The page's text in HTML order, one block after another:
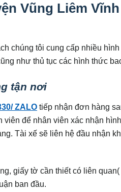
Vũng Liêm
chúng tôi cung cấp nhiều
như thủ tục các hình thức
tận nơi
ZALO tiếp nhận đơn hàng
để nhân viên xác nhận
Tài xế sẽ liên hệ đầu nhận
giấy tờ cần thiết có liên
ban đầu.